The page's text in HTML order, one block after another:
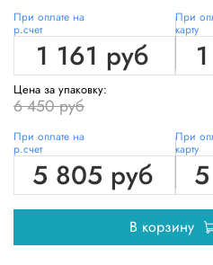
При оплате на
р.счет
1 161 руб
При
карту
Цена за упаковку:
6 450 руб
При оплате на
р.счет
5 805 руб
При
карту
В корзину